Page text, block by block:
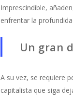
Imprescindible,
enfrentar la
Un gran
A su vez, se requiere
capitalista que siga